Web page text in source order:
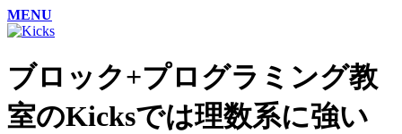
MENU
ブロック+プログラミング教
室のKicksでは理数系に強い